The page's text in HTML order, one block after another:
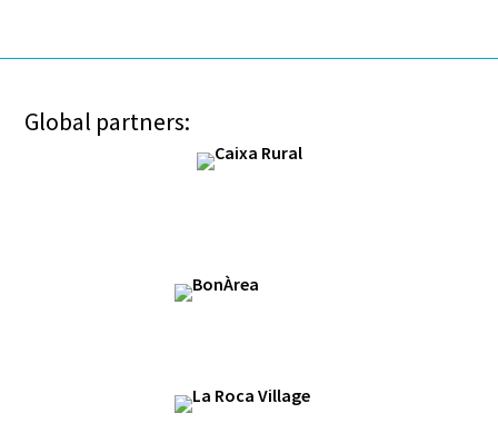
Global partners: